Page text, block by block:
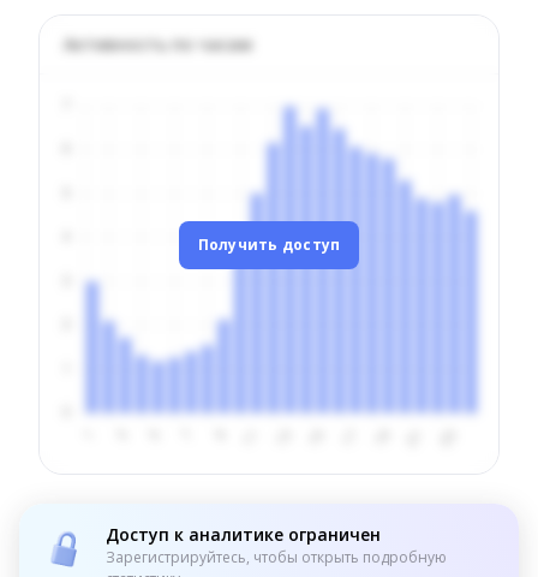
Активность по часам
Получить доступ
Доступ к аналитике ограничен
Зарегистрируйтесь, чтобы открыть подробную